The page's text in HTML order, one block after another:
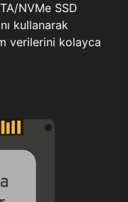
NVMe SSD
kullanarak
verilerini kolayca